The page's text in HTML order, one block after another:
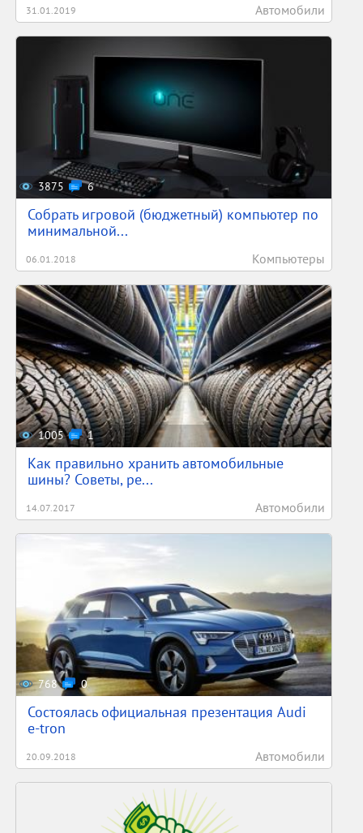
31.01.2019 Автомобили
3875 6
Собрать игровой (бюджетный) компьютер по
минимальной...
06.01.2018 Компьютеры
1005 1
Как правильно хранить автомобильные
шины? Советы, ре...
14.07.2017 Автомобили
768 0
Состоялась официальная презентация Audi
e-tron
20.09.2018 Автомобили